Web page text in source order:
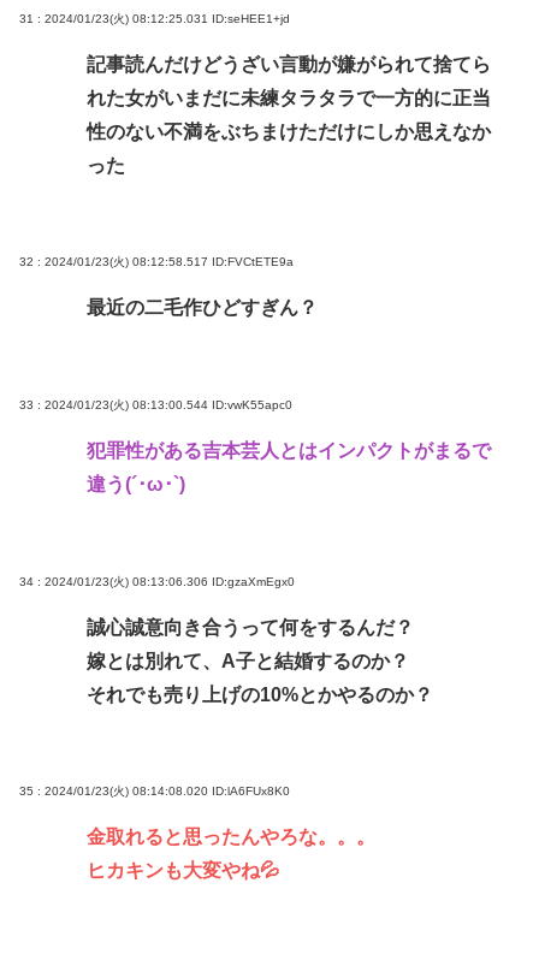
31 : 2024/01/23(火) 08:12:25.031 ID:seHEE1+jd
記事読んだけどうざい言動が嫌がられて捨てら
れた女がいまだに未練タラタラで一方的に正当
性のない不満をぶちまけただけにしか思えなか
った
32 : 2024/01/23(火) 08:12:58.517 ID:FVCtETE9a
最近の二毛作ひどすぎん？
33 : 2024/01/23(火) 08:13:00.544 ID:vwK55apc0
犯罪性がある吉本芸人とはインパクトがまるで
違う(´･ω･`)
34 : 2024/01/23(火) 08:13:06.306 ID:gzaXmEgx0
誠心誠意向き合うって何をするんだ？
嫁とは別れて、A子と結婚するのか？
それでも売り上げの10%とかやるのか？
35 : 2024/01/23(火) 08:14:08.020 ID:lA6FUx8K0
金取れると思ったんやろな。。。
ヒカキンも大変やね💦